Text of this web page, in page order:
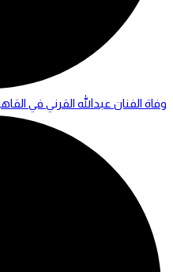
وفاة الفنان عبدالله القرني في